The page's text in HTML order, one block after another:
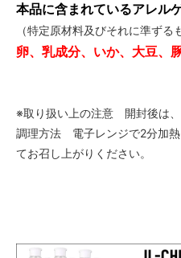
本品に含まれているアレル
（特定原材料及びそれに準ずる
卵、乳成分、いか、大豆、
※取り扱い上の注意 開封後は、
調理方法 電子レンジで2分加
てお召し上がりください。